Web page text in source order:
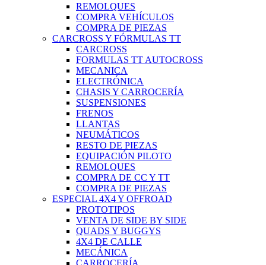
REMOLQUES
COMPRA VEHÍCULOS
COMPRA DE PIEZAS
CARCROSS Y FÓRMULAS TT
CARCROSS
FORMULAS TT AUTOCROSS
MECANICA
ELECTRÓNICA
CHASIS Y CARROCERÍA
SUSPENSIONES
FRENOS
LLANTAS
NEUMÁTICOS
RESTO DE PIEZAS
EQUIPACIÓN PILOTO
REMOLQUES
COMPRA DE CC Y TT
COMPRA DE PIEZAS
ESPECIAL 4X4 Y OFFROAD
PROTOTIPOS
VENTA DE SIDE BY SIDE
QUADS Y BUGGYS
4X4 DE CALLE
MECÁNICA
CARROCERÍA